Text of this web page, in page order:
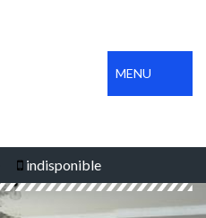
MENU
indisponible